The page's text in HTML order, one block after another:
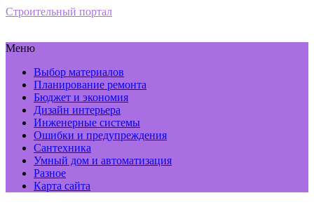
Строительный портал
Меню
Выбор материалов
Планирование ремонта
Бюджет и экономия
Дизайн интерьера
Инженерные системы
Ошибки и предупреждения
Сантехника
Умный дом и автоматизация
Разное
Карта сайта